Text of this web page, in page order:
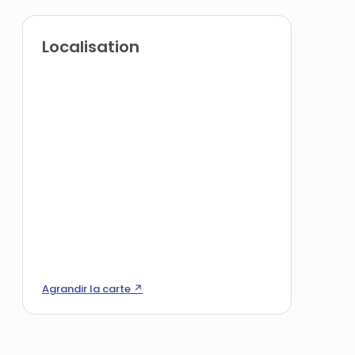
Localisation
Agrandir la carte ↗